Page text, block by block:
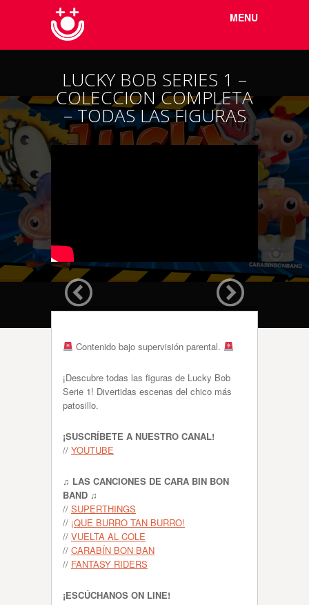
content
MENU
LUCKY BOB SERIES 1 –
COLECCION COMPLETA
– TODAS LAS FIGURAS
Contenido bajo supervisión parental.
¡Descubre todas las figuras de Lucky Bob
Serie 1! Divertidas escenas del chico más
patosillo.
¡SUSCRÍBETE A NUESTRO CANAL!
// YOUTUBE
♫ LAS CANCIONES DE CARA BIN BON
BAND ♫
// SUPERTHINGS
// ¡QUE BURRO TAN BURRO!
// VUELTA AL COLE
// CARABÍN BON BAN
// FANTASY RIDERS
¡ESCÚCHANOS ON LINE!